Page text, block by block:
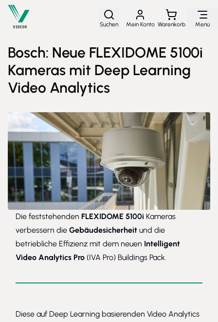
Direkt zum Inhalt
Suchen Mein Konto Warenkorb Menü
Bosch: Neue FLEXIDOME 5100i
Kameras mit Deep Learning
Video Analytics
Die feststehenden FLEXIDOME 5100i Kameras
verbessern die Gebäudesicherheit und die
betriebliche Effizienz mit dem neuen Intelligent
Video Analytics Pro (IVA Pro) Buildings Pack.
Diese auf Deep Learning basierenden Video Analytics